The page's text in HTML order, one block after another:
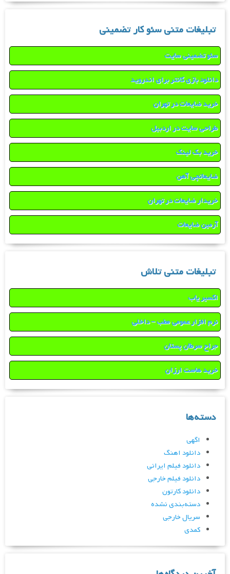
تبلیغات متنی سئو کار تضمینی
سئو تضمینی سایت
دانلود بازی کانتر برای اندروید
خرید ضایعات در تهران
طراحی سایت در اردبیل
خرید بک لینک
ضایعاتچی آهن
خریدار ضایعات در تهران
آرمین ضایعات
تبلیغات متنی تلاش
اکسیر یاب
نرم افزار عمومی مطب – داخلی
جراح سرطان پستان
خرید هاست ارزان
دسته‌ها
اگهی
دانلود اهنگ
دانلود فیلم ایرانی
دانلود فیلم خارجی
دانلود کارتون
دسته‌بندی نشده
سریال خارجی
کمدی